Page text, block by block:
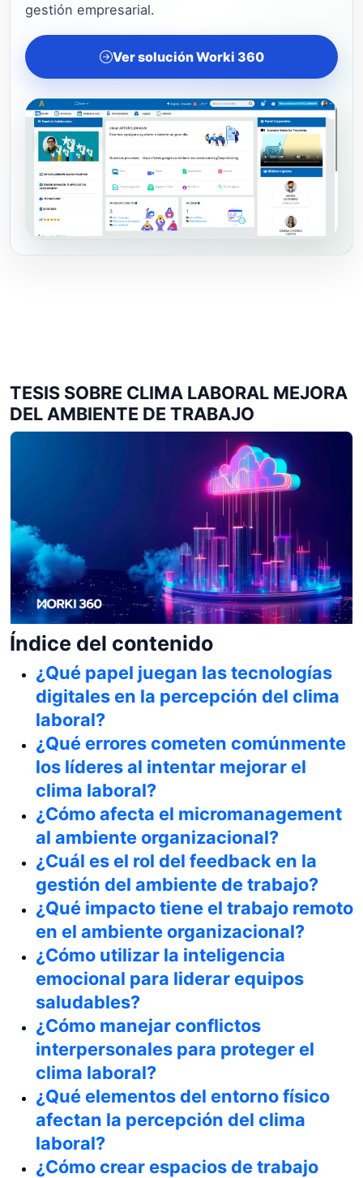
gestión empresarial.
Ver solución Worki 360
TESIS SOBRE CLIMA LABORAL MEJORA
DEL AMBIENTE DE TRABAJO
Índice del contenido
¿Qué papel juegan las tecnologías
digitales en la percepción del clima
laboral?
¿Qué errores cometen comúnmente
los líderes al intentar mejorar el
clima laboral?
¿Cómo afecta el micromanagement
al ambiente organizacional?
¿Cuál es el rol del feedback en la
gestión del ambiente de trabajo?
¿Qué impacto tiene el trabajo remoto
en el ambiente organizacional?
¿Cómo utilizar la inteligencia
emocional para liderar equipos
saludables?
¿Cómo manejar conflictos
interpersonales para proteger el
clima laboral?
¿Qué elementos del entorno físico
afectan la percepción del clima
laboral?
¿Cómo crear espacios de trabajo